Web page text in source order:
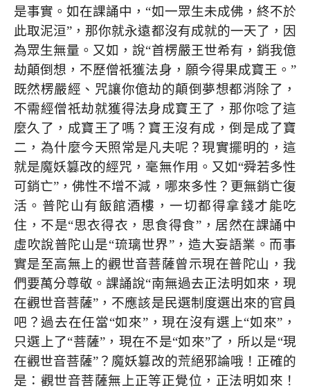
是事實。如在課誦中，“如一眾生未成佛，終不於
此取泥洹”，那你就永遠都沒有成就的一天了，因
為眾生無量。又如，說“首楞嚴王世希有，銷我億
劫顛倒想，不歷僧祇獲法身，願今得果成寶王。”
既然楞嚴經、咒讓你億劫的顛倒夢想都消除了，
不需經僧祇劫就獲得法身成寶王了，那你唸了這
麼久了，成寶王了嗎？寶王沒有成，倒是成了寶
二，為什麼今天照常是凡夫呢？現實擺明的，這
就是魔妖篡改的經咒，毫無作用。又如“舜若多性
可銷亡”，佛性不增不減，哪來多性？更無銷亡復
活。普陀山有飯館酒樓，一切都得拿錢才能吃
住，不是“思衣得衣，思食得食”，居然在課誦中
虛吹說普陀山是“琉璃世界”，造大妄語業。而事
實是至高無上的觀世音菩薩曾示現在普陀山，我
們要萬分尊敬。課誦說“南無過去正法明如來，現
在觀世音菩薩”，不應該是民選制度選出來的官員
吧？過去在任當“如來”，現在沒有選上“如來”，
只選上了“菩薩”，現在不是“如來”了，所以是“現
在觀世音菩薩”？魔妖篡改的荒絕邪論哦！正確的
是：觀世音菩薩無上正等正覺位，正法明如來！